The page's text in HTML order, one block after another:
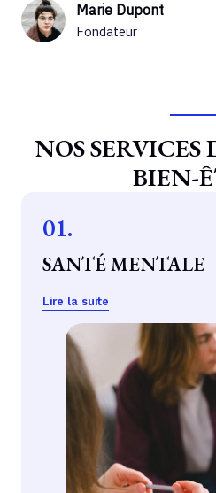
Marie Dupont
Fondateur
NOS SERVICES
BIEN-
01.
SANTÉ MENTALE
Lire la suite